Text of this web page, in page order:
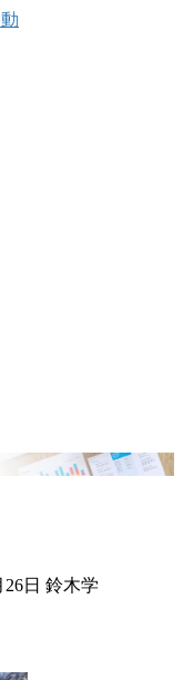
日 鈴木学